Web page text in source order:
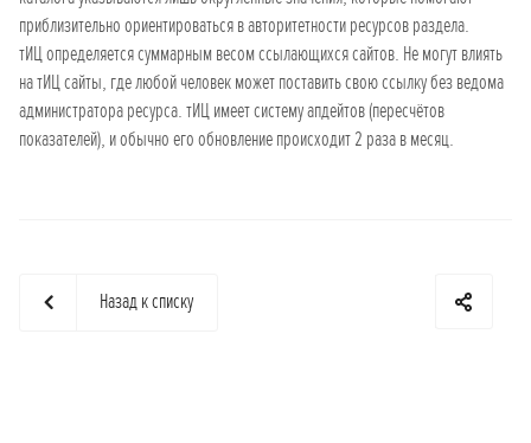
приблизительно ориентироваться в авторитетности ресурсов раздела.
тИЦ определяется суммарным весом ссылающихся сайтов. Не могут влиять
на тИЦ сайты, где любой человек может поставить свою ссылку без ведома
администратора ресурса. тИЦ имеет систему апдейтов (пересчётов
показателей), и обычно его обновление происходит 2 раза в месяц.
Назад к списку